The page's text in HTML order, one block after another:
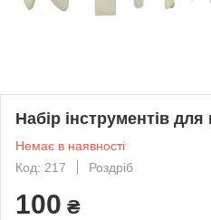
Набір інструментів
Немає в наявності
Код: 217
Роздріб
100 ₴